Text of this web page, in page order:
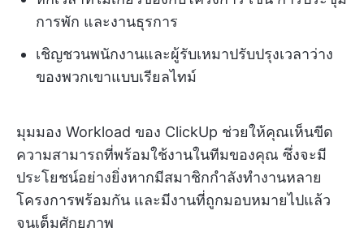
การพัก และงานธุรการ
เชิญชวนพนักงานและผู้รับเหมาปรับปรุงเวลาว่าง
ของพวกเขาแบบเรียลไทม์
มุมมอง Workload ของ ClickUp ช่วยให้คุณเห็นขีด
ความสามารถที่พร้อมใช้งานในทีมของคุณ ซึ่งจะมี
ประโยชน์อย่างยิ่งหากมีสมาชิกกำลังทำงานหลาย
โครงการพร้อมกัน และมีงานที่ถูกมอบหมายไปแล้ว
จนเต็มศักยภาพ